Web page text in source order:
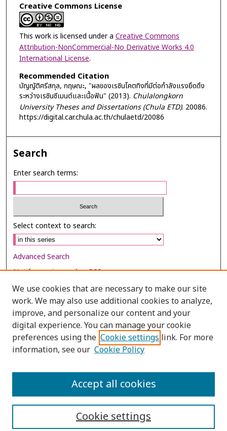
Creative Commons License
This work is licensed under a Creative Commons
Attribution-NonCommercial-No Derivative Works 4.0
International License.
Recommended Citation
บัญญัติศรีสกุล, กฤษณะ, "ผลของเรซินโคตทิงที่มีต่อกำลังแรงยึดดึง
ระหว่างเรซินซีเมนต์และเนื้อฟัน" (2013). Chulalongkorn
University Theses and Dissertations (Chula ETD). 20086.
https://digital.car.chula.ac.th/chulaetd/20086
Search
Enter search terms:
Select context to search:
Advanced Search
Notify me via email orRSS
Browse
Collections
Disciplines
Authors
We use cookies that are necessary to make our site
work. We may also use additional cookies to analyze,
improve, and personalize our content and your
digital experience. You can manage your cookie
preferences using the Cookie settings link. For more
information, see our Cookie Policy
Cookie settings
Accept all cookies